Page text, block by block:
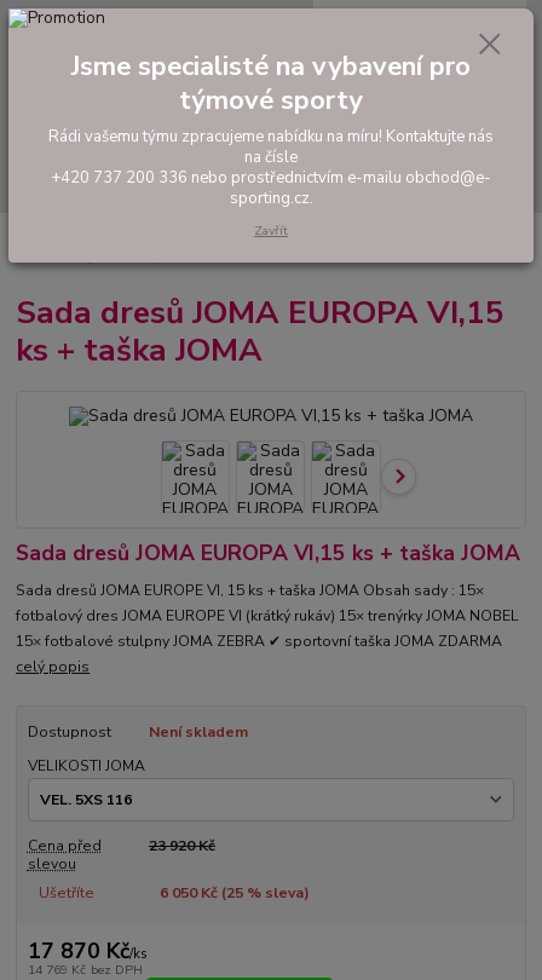
Hledat
tel: +420 737 200 336
0,00 Kč
Akční sady dresů
EUROPA VI,15 ks + taška JOMA
Sada dresů JOMA EUROPA VI,15
ks + taška JOMA
Sada dresů JOMA EUROPA VI,15 ks + taška JOMA
Sada dresů JOMA EUROPE VI, 15 ks + taška JOMA Obsah sady : 15×
fotbalový dres JOMA EUROPE VI (krátký rukáv) 15× trenýrky JOMA NOBEL
15× fotbalové stulpny JOMA ZEBRA ✔ sportovní taška JOMA ZDARMA
celý popis
Dostupnost
Není skladem
VELIKOSTI JOMA
Cena před
slevou
23 920 Kč
Ušetříte 6 050 Kč (25% sleva)
17 870 Kč/ks
14 769 Kč bez DPH
Jsme specialisté na vybavení pro
týmové sporty
Rádi vašemu týmu zpracujeme nabídku na míru! Kontaktujte nás
na čísle
+420 737 200 336 nebo prostřednictvím e-mailu obchod@e-
sporting.cz.
Zavřít